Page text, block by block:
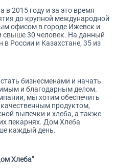
2015 году и за это время
до крупной международной
офисом в городе Ижевск и
30 человек. На данный
России и Казахстане, 35 из
бизнесменами и начать
и благодарным делом.
мы хотим обеспечить
продуктом,
выпечки и хлеба, а также
пекарнях. Дом Хлеба
каждый день.
Хлеба"